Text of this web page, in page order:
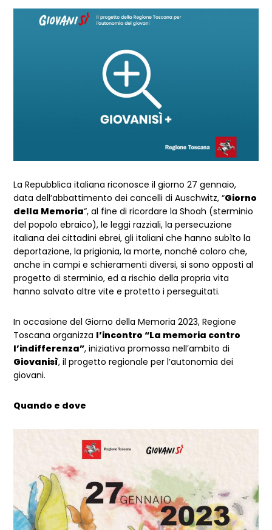
La Repubblica italiana riconosce il giorno 27 gennaio,
data dell’abbattimento dei cancelli di Auschwitz, “Giorno
della Memoria“, al fine di ricordare la Shoah (sterminio
del popolo ebraico), le leggi razziali, la persecuzione
italiana dei cittadini ebrei, gli italiani che hanno subìto la
deportazione, la prigionia, la morte, nonché coloro che,
anche in campi e schieramenti diversi, si sono opposti al
progetto di sterminio, ed a rischio della propria vita
hanno salvato altre vite e protetto i perseguitati.
In occasione del Giorno della Memoria 2023, Regione
Toscana organizza l’incontro “La memoria contro
l’indifferenza”, iniziativa promossa nell’ambito di
Giovanisì, il progetto regionale per l’autonomia dei
giovani.
Quando e dove